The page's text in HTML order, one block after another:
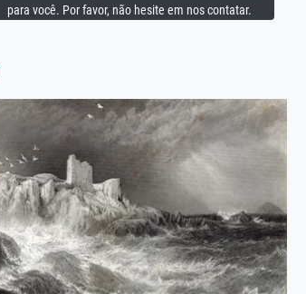
para você. Por favor, não hesite em nos contatar.